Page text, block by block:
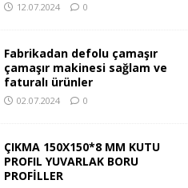
12.07.2024 0
Fabrikadan defolu çamaşır
çamaşır makinesi sağlam ve
faturalı ürünler
02.07.2024 0
ÇIKMA 150X150*8 MM KUTU
PROFIL YUVARLAK BORU
PROFİLLER